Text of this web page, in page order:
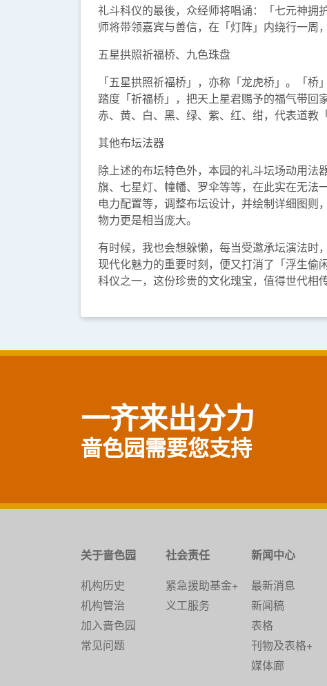
礼斗科仪的最後，众经师将唱诵：「七元神
师将带领嘉宾与善信，在「灯阵」内绕行一周
五星拱照祈福桥、九色珠盘
「五星拱照祈福桥」，亦称「龙虎桥」。「
踏度「祈福桥」，把天上星君赐予的福气带回
赤、黄、白、黑、绿、紫、红、绀，代表道教
其他布坛法器
除上述的布坛特色外，本园的礼斗坛场动用
旗、七星灯、幢幡、罗伞等等，在此实在无法
电力配置等，调整布坛设计，并绘制详细图则
物力更是相当庞大。
有时候，我也会想躲懒，每当受邀承坛演法时
现代化魅力的重要时刻，便又打消了「浮生偷
科仪之一，这份珍贵的文化瑰宝，值得世代相
一齐来出分力
啬色园需要您支持
关于啬色园
机构历史
机构管治
加入啬色园
常见问题
社会责任
紧急援助基金+
义工服务
新闻中心
最新消息
新闻稿
表格
刊物及表格+
媒体廊